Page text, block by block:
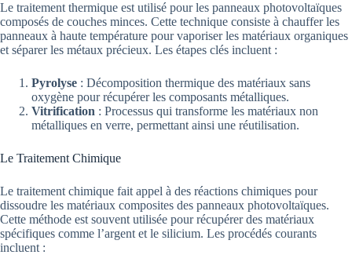
Le traitement thermique est utilisé pour les panneaux photovoltaïques
composés de couches minces. Cette technique consiste à chauffer les
panneaux à haute température pour vaporiser les matériaux organiques
et séparer les métaux précieux. Les étapes clés incluent :
Pyrolyse : Décomposition thermique des matériaux sans
oxygène pour récupérer les composants métalliques.
Vitrification : Processus qui transforme les matériaux non
métalliques en verre, permettant ainsi une réutilisation.
Le Traitement Chimique
Le traitement chimique fait appel à des réactions chimiques pour
dissoudre les matériaux composites des panneaux photovoltaïques.
Cette méthode est souvent utilisée pour récupérer des matériaux
spécifiques comme l’argent et le silicium. Les procédés courants
incluent :